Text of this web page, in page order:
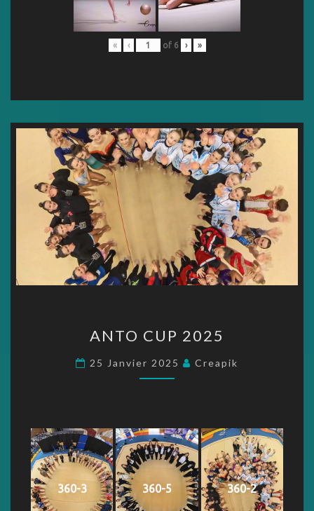
« ‹ of 6 › »
CUP
2025
ANTO CUP 2025
25 Janvier 2025 Creapik
360-3 360-5 360-2